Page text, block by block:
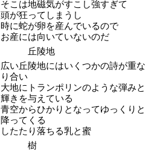
そこは地磁気がすこし強すぎて
頭が狂ってしまうし
時に蛇が卵を産んでいるので
お産には向いていないのだ
丘陵地
広い丘陵地にはいくつかの詩が重な
り合い
大地にトランポリンのような弾みと
輝きを与えている
青空からひかりとなってゆっくりと
降ってくる
したたり落ちる乳と蜜
樹